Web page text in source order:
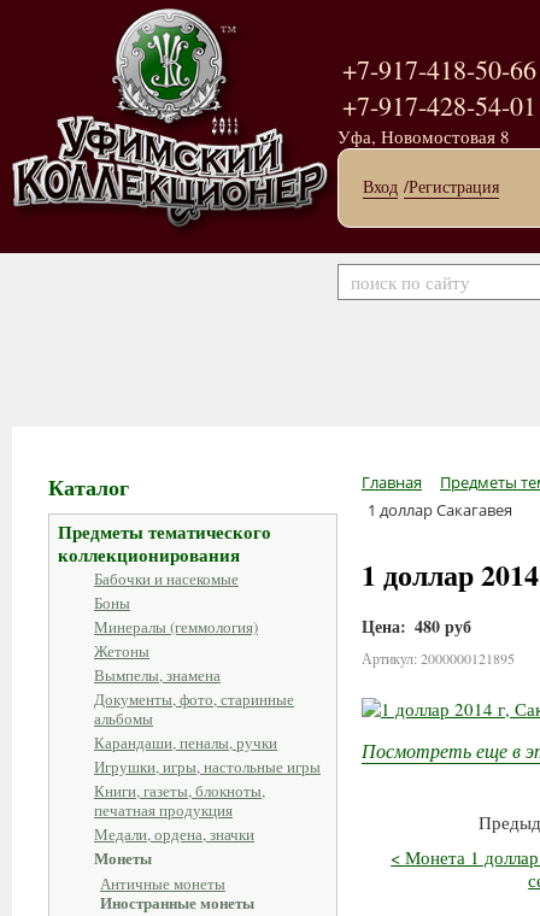
+7-917-418-50-66
+7-917-428-54-01
Уфа, Новомостовая 8
Вход /Регистрация
Каталог
Предметы тематического
коллекционирования
Бабочки и насекомые
Боны
Минералы (геммология)
Жетоны
Вымпелы, знамена
Документы, фото, старинные
альбомы
Карандаши, пеналы, ручки
Игрушки, игры, настольные игры
Книги, газеты, блокноты,
печатная продукция
Медали, ордена, значки
Монеты
Античные монеты
Иностранные монеты
Главная
Предметы
1 доллар Сакагавея
1 доллар
Цена: 480 руб
Артикул: 2000000121895
Посмотреть еще в
< Монета 1